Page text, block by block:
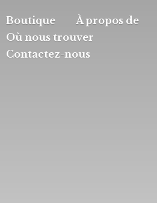
Boutique
À propos de
Où nous trouver
Contactez-nous